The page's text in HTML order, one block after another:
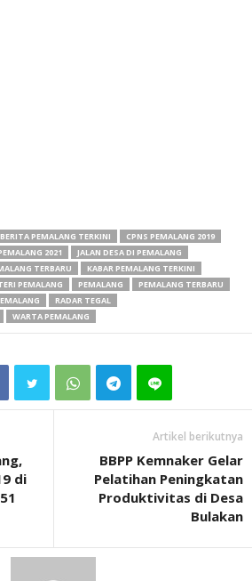
BERITA PEMALANG TERKINI
CPNS PEMALANG 2019
2021
JALAN DESA DI PEMALANG
TERBARU
KABAR PEMALANG TERKINI
PEMALANG PEMALANG
PEMALANG TERBARU
RADAR TEGAL
WARTA PEMALANG
di
Artikel berikutnya
BBPP Kemnaker Gelar
Pelatihan Peningkatan
Produktivitas di Desa
Bulakan